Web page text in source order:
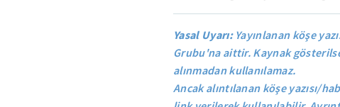
Yasal Uyarı:Yayınlanan köşe
Grubu'na aittir. Kaynak
alınmadan kullanılamaz.
Ancak alıntılanan köşe yazısı/